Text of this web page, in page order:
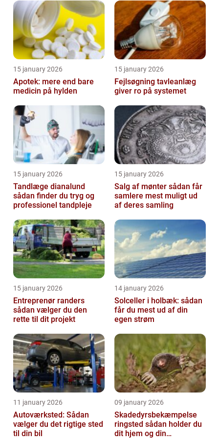
15 january 2026
Apotek: mere end bare
medicin på hylden
15 january 2026
Fejlsøgning tavleanlæg
giver ro på systemet
15 january 2026
Tandlæge dianalund
sådan finder du tryg og
professionel tandpleje
15 january 2026
Salg af mønter sådan får
samlere mest muligt ud
af deres samling
15 january 2026
Entreprenør randers
sådan vælger du den
rette til dit projekt
14 january 2026
Solceller i holbæk: sådan
får du mest ud af din
egen strøm
11 january 2026
Autoværksted: Sådan
vælger du det rigtige sted
til din bil
09 january 2026
Skadedyrsbekæmpelse
ringsted sådan holder du
dit hjem og din